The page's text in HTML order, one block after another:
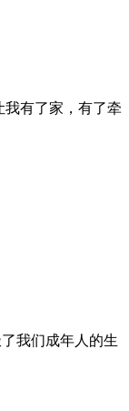
我有了家，有了牵
我们成年人的生